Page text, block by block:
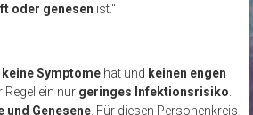
oder genesen ist.“
keine Symptomehat und keinen engen
ein nur geringes Infektionsrisiko
und Genesene. Für diesen Personenkreis